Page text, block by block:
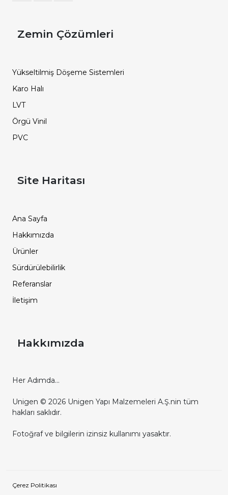
Zemin Çözümleri
Yükseltilmiş Döşeme Sistemleri
Karo Halı
LVT
Örgü Vinil
PVC
Site Haritası
Ana Sayfa
Hakkımızda
Ürünler
Sürdürülebilirlik
Referanslar
İletişim
Hakkımızda
Her Adımda...
Unigen © 2026 Unigen Yapı Malzemeleri A.Ş.nin tüm
hakları saklıdır.
Fotoğraf ve bilgilerin izinsiz kullanımı yasaktır.
Çerez Politikası